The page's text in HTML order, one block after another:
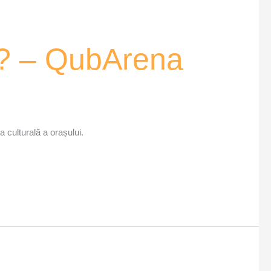
– QubArena
culturală a orașului.